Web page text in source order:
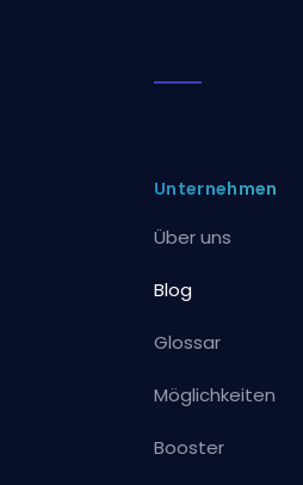
Unternehmen
Über uns
Blog
Glossar
Möglichkeiten
Booster